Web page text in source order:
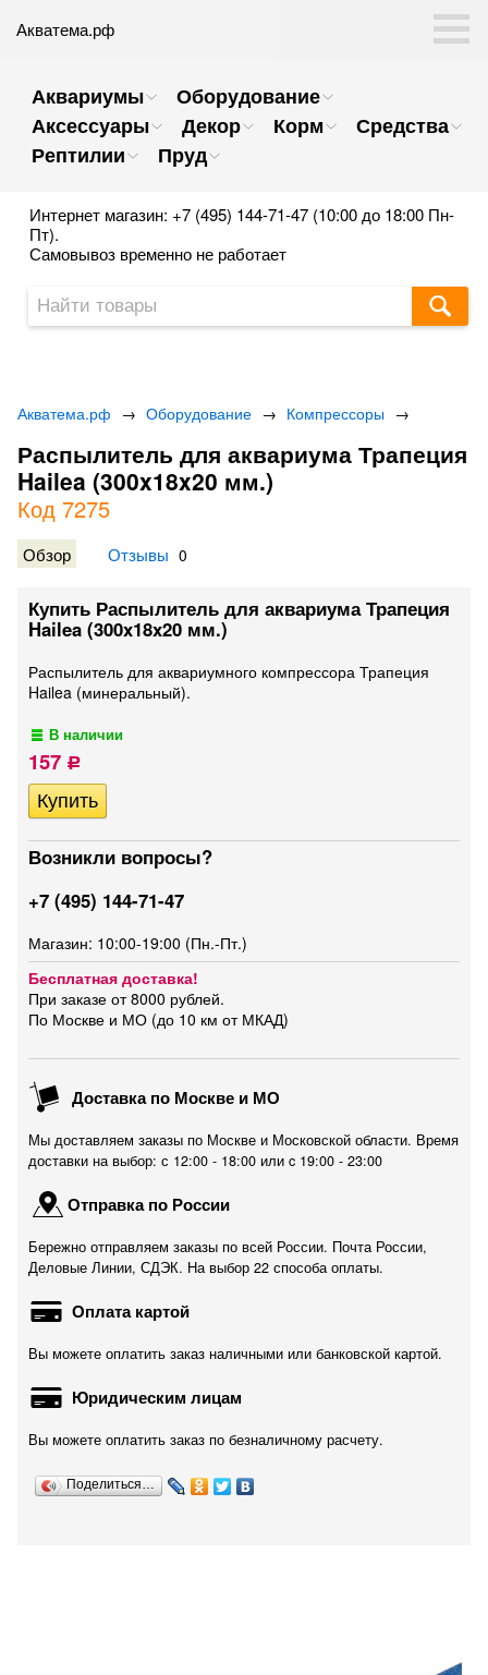
Акватема.рф
Аквариумы
Оборудование
Аксессуары
Декор Корм
Средства
Рептилии
Пруд
Интернет магазин: +7 (495) 144-71-47 (10:00 до 18:00 Пн-
Пт).
Самовывоз временно не работает
Акватема.рф → Оборудование → Компрессоры →
Распылитель для аквариума Трапеция
Hailea (300x18x20 мм.)
Код 7275
Обзор Отзывы 0
Купить Распылитель для аквариума Трапеция
Hailea (300x18x20 мм.)
Распылитель для аквариумного компрессора Трапеция
Hailea (минеральный).
В наличии
157 Р
Возникли вопросы?
+7 (495) 144-71-47
Магазин: 10:00-19:00 (Пн.-Пт.)
Бесплатная доставка!
При заказе от 8000 рублей.
По Москве и МО (до 10 км от МКАД)
Доставка по Москве и МО
Мы доставляем заказы по Москве и Московской области. Время
доставки на выбор: с 12:00 - 18:00 или c 19:00 - 23:00
Отправка по России
Бережно отправляем заказы по всей России. Почта России,
Деловые Линии, СДЭК. На выбор 22 способа оплаты.
Оплата картой
Вы можете оплатить заказ наличными или банковской картой.
Юридическим лицам
Вы можете оплатить заказ по безналичному расчету.
Поделиться…